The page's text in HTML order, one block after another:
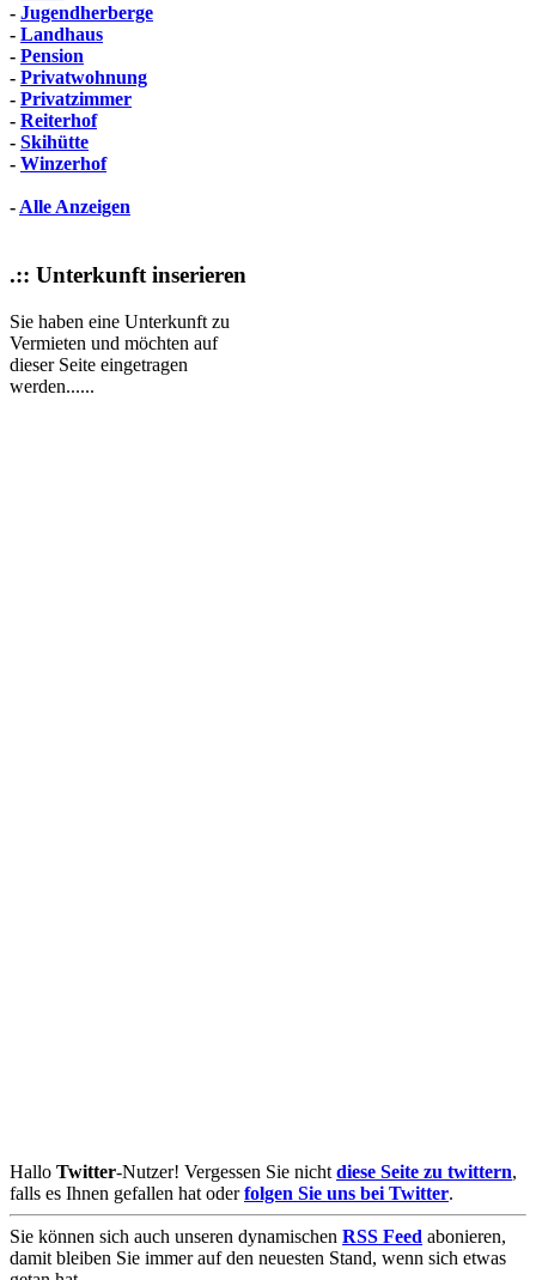
- Jugendherberge
- Landhaus
- Pension
- Privatwohnung
- Privatzimmer
- Reiterhof
- Skihütte
- Winzerhof
- Alle Anzeigen
.:: Unterkunft inserieren
Sie haben eine Unterkunft zu
Vermieten und möchten auf
dieser Seite eingetragen
werden......
Hallo Twitter-Nutzer! Vergessen Sie nicht diese Seite zu twittern,
falls es Ihnen gefallen hat oderfolgen Sie uns bei Twitter.
Sie können sich auch unseren dynamischen RSS Feed abonieren,
damit bleiben Sie immer auf den neuesten Stand, wenn sich etwas